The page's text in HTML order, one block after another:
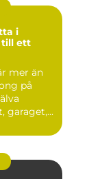
i
mer än
på
garaget,...